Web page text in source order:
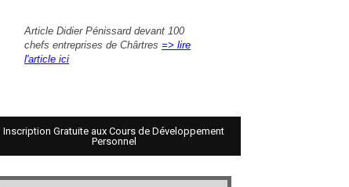
Article Didier Pénissard devant 100
chefs entreprises de Chârtres => lire
l'article ici
Inscription Gratuite aux Cours de Développement
Personnel